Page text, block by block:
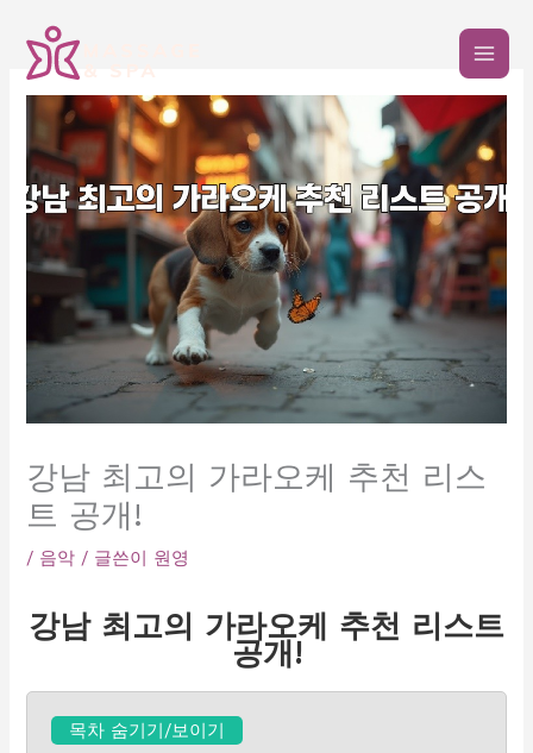
강남 최고의 가라오케 추천 리스
트 공개!
/ 음악 / 글쓴이 원영
강남 최고의 가라오케 추천 리스트
공개!
목차 숨기기/보이기